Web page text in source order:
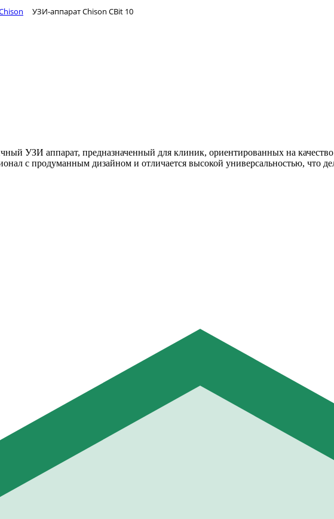
УЗИ-аппарат Chison CBit 10
УЗИ аппарат, предназначенный для клиник, ориентированных на
с продуманным дизайном и отличается высокой универсальностью, что